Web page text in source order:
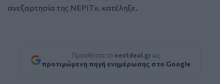
ανεξαρτησία της ΝΕΡΙΤ», κατέληξε.
Προσθέστε το nextdeal.gr ως
προτιμώμενη πηγή ενημέρωσης στο Google